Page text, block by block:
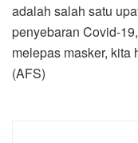
adalah salah satu
penyebaran Covid-
melepas masker, kita
(AFS)